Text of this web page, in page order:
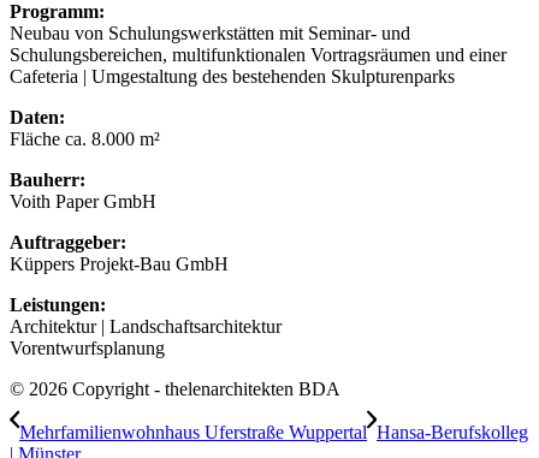
Programm:
Neubau von Schulungswerkstätten mit Seminar- und
Schulungsbereichen, multifunktionalen Vortragsräumen und einer
Cafeteria | Umgestaltung des bestehenden Skulpturenparks
Daten:
Fläche ca. 8.000 m²
Bauherr:
Voith Paper GmbH
Auftraggeber:
Küppers Projekt-Bau GmbH
Leistungen:
Architektur | Landschaftsarchitektur
Vorentwurfsplanung
© 2026 Copyright - thelenarchitekten BDA
Mehrfamilienwohnhaus Uferstraße Wuppertal Hansa-Berufskolleg